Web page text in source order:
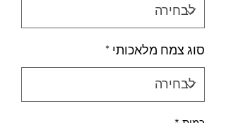
סוג צמח מלאכותי*